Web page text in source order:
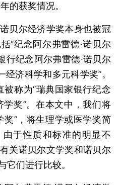
的获奖情况。
尔经济学奖本身也被冠
“纪念阿尔弗雷德·诺贝尔
行纪念阿尔弗雷德·诺贝尔
经济科学和多元科学奖”。
称为“瑞典国家银行纪念
学奖”。在本文中，我们将
奖”，将生理学或医学奖简
由于性质和标准的明显不
关诺贝尔文学奖和诺贝尔
它们进行比较。